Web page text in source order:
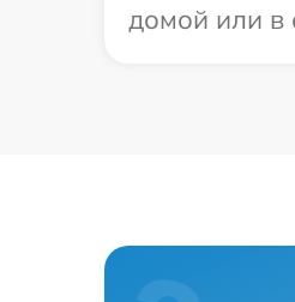
домой или в